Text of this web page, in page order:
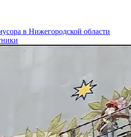
в Нижегородской области